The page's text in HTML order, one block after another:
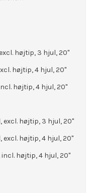
højtip, 3 hjul, 20"
højtip, 4 hjul, 20"
højtip, 4 hjul, 20"
excl. højtip, 3 hjul, 20"
excl. højtip, 4 hjul, 20"
incl. højtip, 4 hjul, 20"